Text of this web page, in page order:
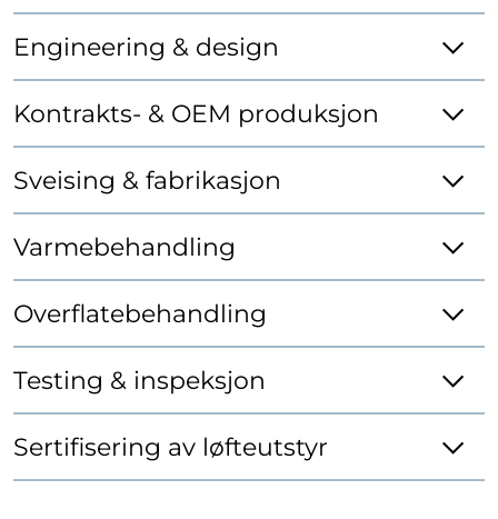
Engineering & design
Kontrakts- & OEM produksjon
Sveising & fabrikasjon
Varmebehandling
Overflatebehandling
Testing & inspeksjon
Sertifisering av løfteutstyr